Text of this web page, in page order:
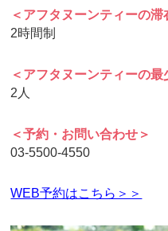
＜アフタヌーンティーの滞
2時間制
＜アフタヌーンティーの最
2人
＜予約・お問い合わせ＞
03-5500-4550
WEB予約はこちら＞＞